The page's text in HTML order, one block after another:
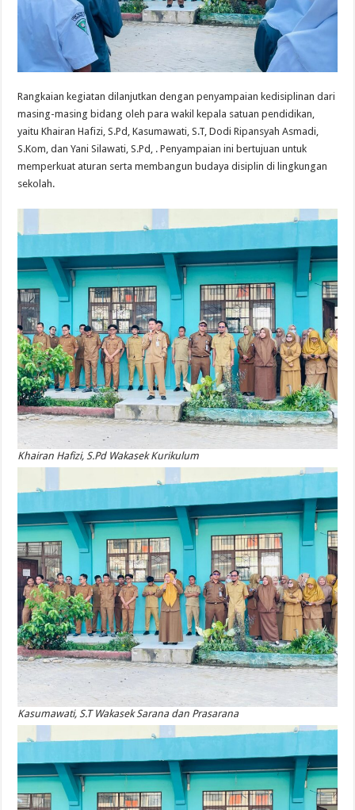
Rangkaian kegiatan dilanjutkan dengan penyampaian kedisiplinan dari
masing-masing bidang oleh para wakil kepala satuan pendidikan,
yaitu Khairan Hafizi, S.Pd, Kasumawati, S.T, Dodi Ripansyah Asmadi,
S.Kom, dan Yani Silawati, S.Pd, . Penyampaian ini bertujuan untuk
memperkuat aturan serta membangun budaya disiplin di lingkungan
sekolah.
Khairan Hafizi, S.Pd Wakasek Kurikulum
Kasumawati, S.T Wakasek Sarana dan Prasarana